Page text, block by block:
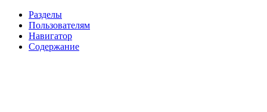
Разделы
Пользователям
Навигатор
Содержание